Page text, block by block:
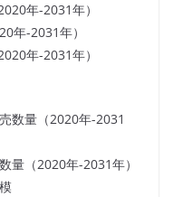
年-2031年）
年-2031年）
年-2031年）
数量（2020年-2031
量（2020年-2031年）